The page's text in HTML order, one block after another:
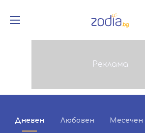
Дневен Любовен Месечен